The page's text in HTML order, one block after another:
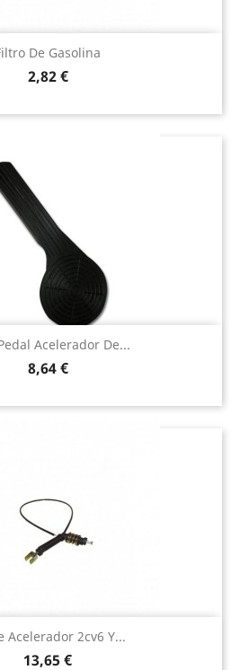
De Gasolina
Precio
2,82 €
Acelerador De...
Precio
8,64 €
Acelerador 2cv6 Y...
Precio
13,65 €